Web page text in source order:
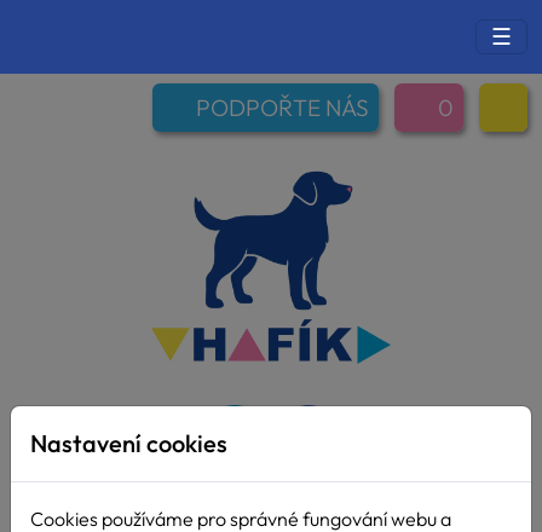
☰
PODPOŘTE NÁS 0
Nastavení cookies
Cookies používáme pro správné fungování webu a